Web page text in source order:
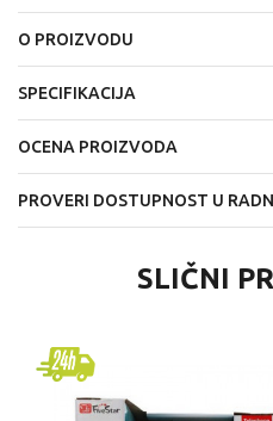
O PROIZVODU
SPECIFIKACIJA
OCENA PROIZVODA
PROVERI DOSTUPNOST U
SLIČNI